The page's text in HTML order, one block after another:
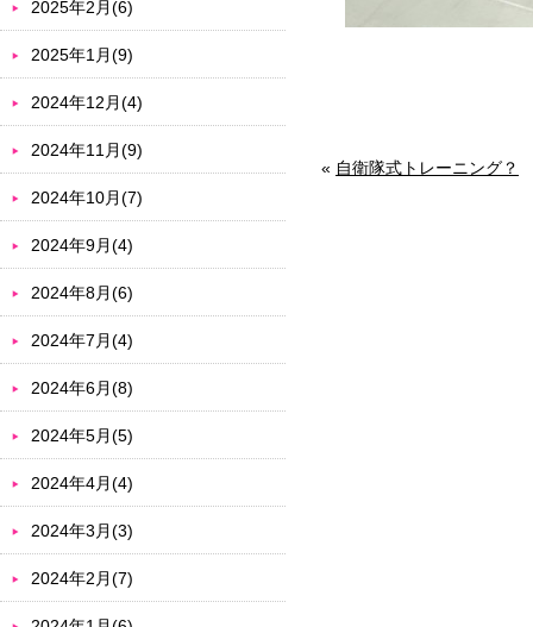
« 自衛隊式トレーニング？
2025年2月(6)
2025年1月(9)
2024年12月(4)
2024年11月(9)
2024年10月(7)
2024年9月(4)
2024年8月(6)
2024年7月(4)
2024年6月(8)
2024年5月(5)
2024年4月(4)
2024年3月(3)
2024年2月(7)